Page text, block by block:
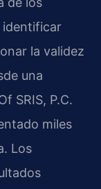
identificar
la validez
una
SRIS, P.C.
miles
Los